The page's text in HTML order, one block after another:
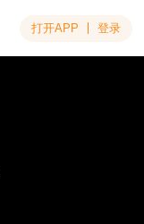
打开APP 登录